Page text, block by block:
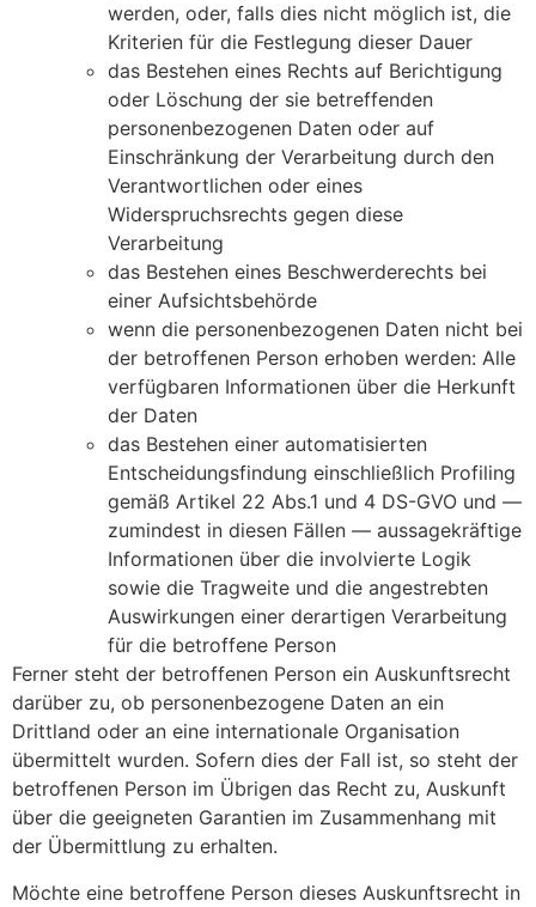
werden, oder, falls dies nicht möglich ist, die
Kriterien für die Festlegung dieser Dauer
das Bestehen eines Rechts auf Berichtigung
oder Löschung der sie betreffenden
personenbezogenen Daten oder auf
Einschränkung der Verarbeitung durch den
Verantwortlichen oder eines
Widerspruchsrechts gegen diese
Verarbeitung
das Bestehen eines Beschwerderechts bei
einer Aufsichtsbehörde
wenn die personenbezogenen Daten nicht bei
der betroffenen Person erhoben werden: Alle
verfügbaren Informationen über die Herkunft
der Daten
das Bestehen einer automatisierten
Entscheidungsfindung einschließlich Profiling
gemäß Artikel 22 Abs.1 und 4 DS-GVO und —
zumindest in diesen Fällen — aussagekräftige
Informationen über die involvierte Logik
sowie die Tragweite und die angestrebten
Auswirkungen einer derartigen Verarbeitung
für die betroffene Person
Ferner steht der betroffenen Person ein Auskunftsrecht
darüber zu, ob personenbezogene Daten an ein
Drittland oder an eine internationale Organisation
übermittelt wurden. Sofern dies der Fall ist, so steht der
betroffenen Person im Übrigen das Recht zu, Auskunft
über die geeigneten Garantien im Zusammenhang mit
der Übermittlung zu erhalten.
Möchte eine betroffene Person dieses Auskunftsrecht in